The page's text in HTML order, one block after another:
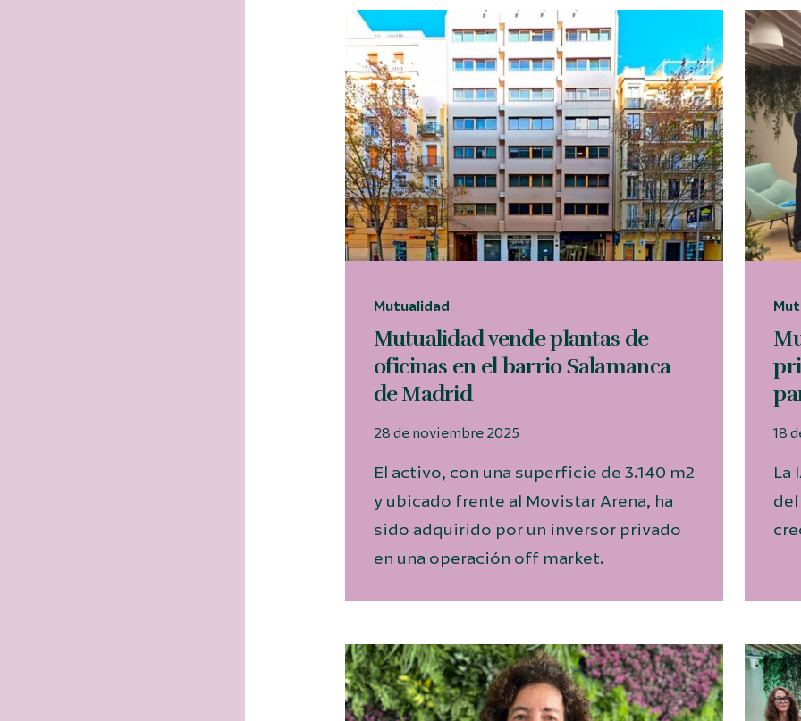
Mutualidad
Mutualidad vende plantas de
oficinas en el barrio Salamanca
de Madrid
28 de noviembre 2025
El activo, con una superficie de 3.140 m2
y ubicado frente al Movistar Arena, ha
sido adquirido por un inversor privado
en una operación off market.
18
La